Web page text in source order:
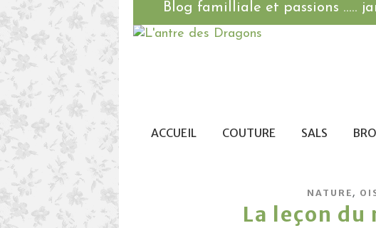
Blog familliale et passions .....
ACCUEIL COUTURE SALS
NATURE,
La leçon